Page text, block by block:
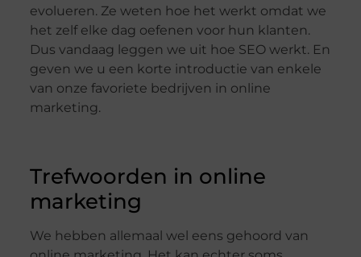
evolueren. Ze weten hoe het werkt omdat we
het zelf elke dag oefenen voor hun klanten.
Dus vandaag leggen we uit hoe SEO werkt. En
geven we u een korte introductie van enkele
van onze favoriete bedrijven in online
marketing.
Trefwoorden in online
marketing
We hebben allemaal wel eens gehoord van